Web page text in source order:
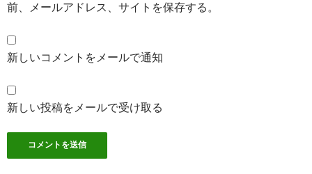
前、メールアドレス、サイトを保存する。
新しいコメントをメールで通知
新しい投稿をメールで受け取る